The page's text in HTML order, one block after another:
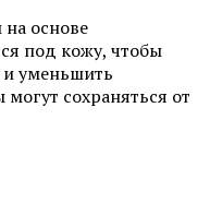
основе
под кожу, чтобы
и уменьшить
сохраняться от